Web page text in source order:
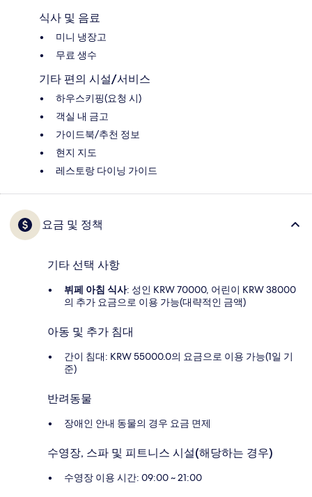
식사 및 음료
미니 냉장고
무료 생수
기타 편의 시설/서비스
하우스키핑(요청 시)
객실 내 금고
가이드북/추천 정보
현지 지도
레스토랑 다이닝 가이드
요금 및 정책
기타 선택 사항
뷔페 아침 식사: 성인 KRW 70000, 어린이 KRW 38000
의 추가 요금으로 이용 가능(대략적인 금액)
아동 및 추가 침대
간이 침대: KRW 55000.0의 요금으로 이용 가능(1일 기
준)
반려동물
장애인 안내 동물의 경우 요금 면제
수영장, 스파 및 피트니스 시설(해당하는 경우)
수영장 이용 시간: 09:00 ~ 21:00